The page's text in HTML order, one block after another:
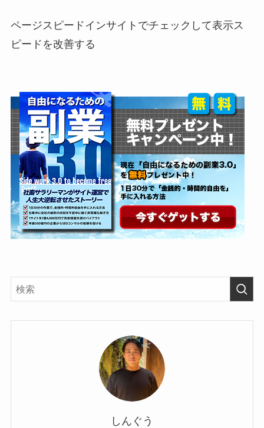
ページスピードインサイトでチェックして表示ス
ピードを改善する
しんぐう